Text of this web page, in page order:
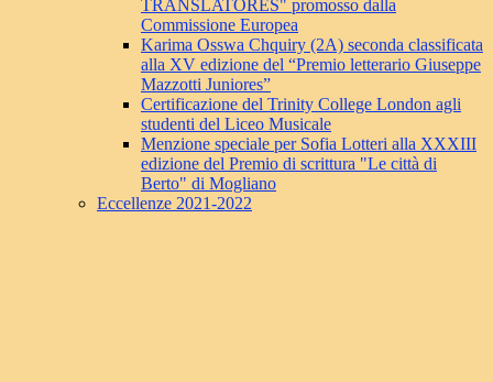
TRANSLATORES" promosso dalla
Commissione Europea
Karima Osswa Chquiry (2A) seconda classificata
alla XV edizione del “Premio letterario Giuseppe
Mazzotti Juniores”
Certificazione del Trinity College London agli
studenti del Liceo Musicale
Menzione speciale per Sofia Lotteri alla XXXIII
edizione del Premio di scrittura "Le città di
Berto" di Mogliano
Eccellenze 2021-2022